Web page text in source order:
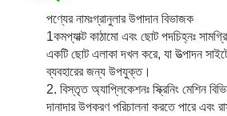
পণ্যের নামঃগ্রানুলার উপাদান বিভাজক
1কমপ্যাক্ট কাঠামো এবং ছোট পদচিহ্নঃ
একটি ছোট এলাকা দখল করে, যা উত্পাদন
ব্যবহারের জন্য উপযুক্ত।
2. বিস্তৃত অ্যাপ্লিকেশনঃ স্ক্রিনিং মেশিন
দানাদার উপকরণ পরিচালনা করতে পারে এবং